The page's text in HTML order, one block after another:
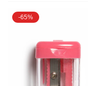
-65%